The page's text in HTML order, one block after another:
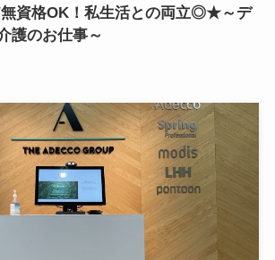
資格OK！私生活との両立◎★～デ
護のお仕事～